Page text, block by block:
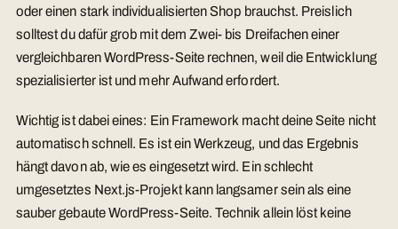
oder einen stark individualisierten Shop brauchst. Preislich
solltest du dafür grob mit dem Zwei- bis Dreifachen einer
vergleichbaren WordPress-Seite rechnen, weil die Entwicklung
spezialisierter ist und mehr Aufwand erfordert.
Wichtig ist dabei eines: Ein Framework macht deine Seite nicht
automatisch schnell. Es ist ein Werkzeug, und das Ergebnis
hängt davon ab, wie es eingesetzt wird. Ein schlecht
umgesetztes Next.js-Projekt kann langsamer sein als eine
sauber gebaute WordPress-Seite. Technik allein löst keine